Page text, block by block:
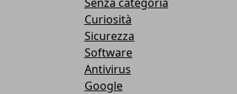
Curiosità
Sicurezza
Software
Antivirus
Google